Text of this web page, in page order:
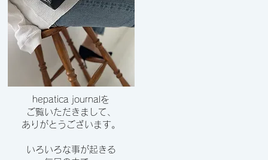
hepatica journalを
ご覧いただきまして、
​ありがとうございます。
いろいろな事が起きる